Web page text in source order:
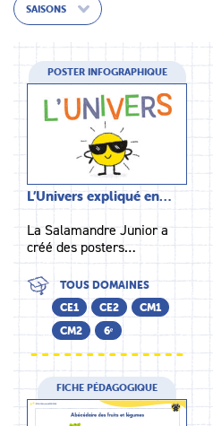
SAISONS
POSTER INFOGRAPHIQUE
L’Univers expliqué en…
La Salamandre Junior a
créé des posters…
TOUS DOMAINES
CE1
CE2
CM1
CM2
6ᵉ
FICHE PÉDAGOGIQUE